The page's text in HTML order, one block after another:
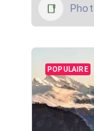
POPULAIRE